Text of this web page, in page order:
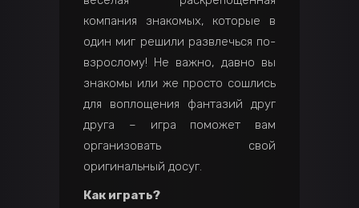
компания знакомых, которые в
один миг решили развлечься по-
взрослому! Не важно, давно вы
знакомы или же просто сошлись
для воплощения фантазий друг
друга – игра поможет вам
организовать свой
оригинальный досуг.
Как играть?